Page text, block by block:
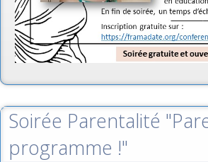
Soirée Parentalité
programme !"